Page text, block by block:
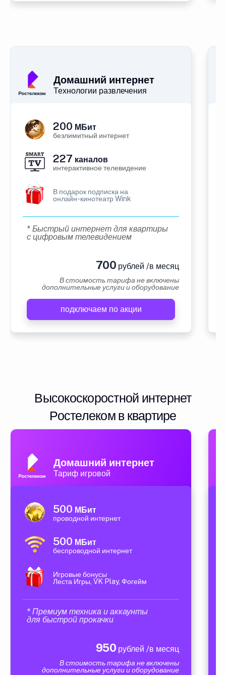
Домашний интернет
Технологии развлечения
200 МБит
безлимитный интернет
227 каналов
интерактивное телевидение
В подарок подписка на
онлайн-кинотеатр Wink
* Быстрый интернет для квартиры
с цифровым телевидением
700 рублей /в месяц
В стоимость тарифа не включены
дополнительные услуги и оборудование
подключаем по акции
Высокоскоростной интернет
Ростелеком в квартире
Домашний интернет
Тариф игровой
500 МБит
проводной интернет
500 МБит
беспроводной интернет
Игровые бонусы
Леста Игры, VK Play, Фогейм
* Премиум техника и аккаунты
для быстрой прокачки
950 рублей /в месяц
В стоимость тарифа не включены
дополнительные услуги и оборудование